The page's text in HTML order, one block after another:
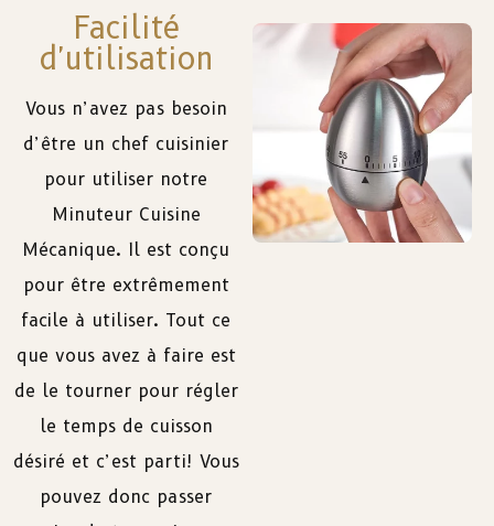
Facilité
d'utilisation
Vous n’avez pas besoin
d’être un chef cuisinier
pour utiliser notre
Minuteur Cuisine
Mécanique. Il est conçu
pour être extrêmement
facile à utiliser. Tout ce
que vous avez à faire est
de le tourner pour régler
le temps de cuisson
désiré et c’est parti! Vous
pouvez donc passer